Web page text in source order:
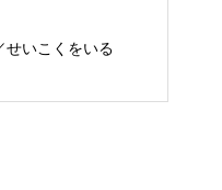
せいこくをいる